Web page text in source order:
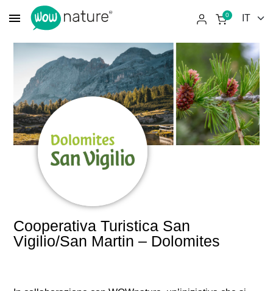
menu 0
Cooperativa Turistica San
Vigilio/San Martin – Dolomites